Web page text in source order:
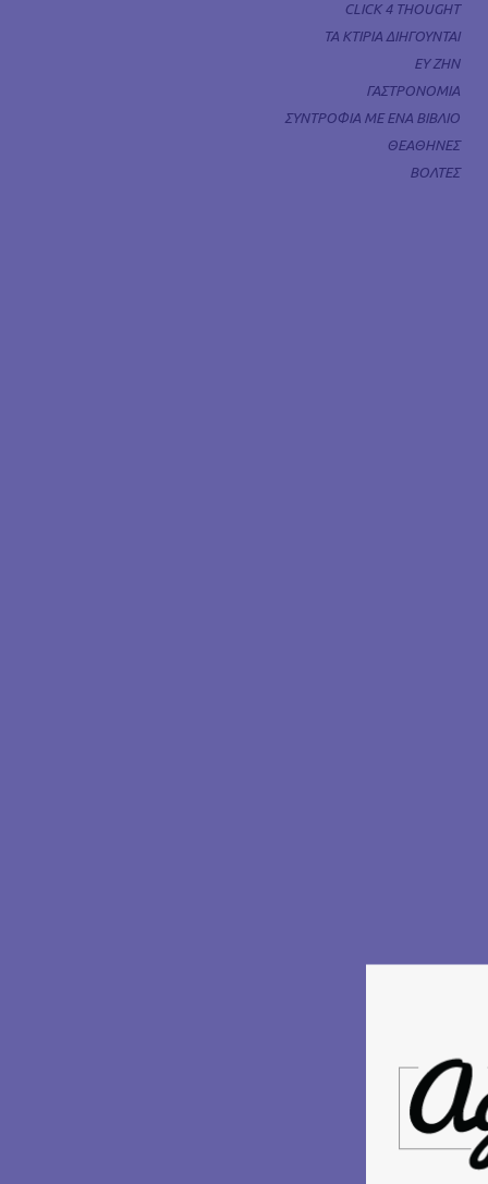
CLICK 4 THOUGHT
ΤΑ ΚΤΙΡΙΑ ΔΙΗΓΟΥΝΤΑΙ
ΕΥ ΖΗΝ
ΓΑΣΤΡΟΝΟΜΙΑ
ΣΥΝΤΡΟΦΙΑ ΜΕ ΕΝΑ ΒΙΒΛΙΟ
ΘΕΑΘΗΝΕΣ
ΒΟΛΤΕΣ